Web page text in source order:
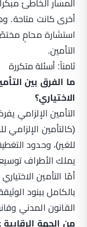
المسار الخاطئ
أخرى كانت متاحة.
استشارة محامٍ
التأمين.
ثامناً: أسئلة متكررة
ما الفرق بين
الاختياري؟
التأمين الإلزامي
(كالتأمين الإلزامي
للغير)، وحدود
يملك الأطراف
أمّا التأمين
بالكامل ببنود
القانون المدني
من الجهة